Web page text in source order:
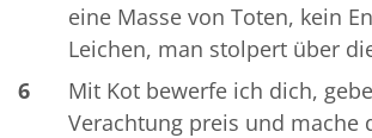
eine Masse von Toten, kein
Leichen, man stolpert über
6
Mit Kot bewerfe ich dich,
Verachtung preis und mache